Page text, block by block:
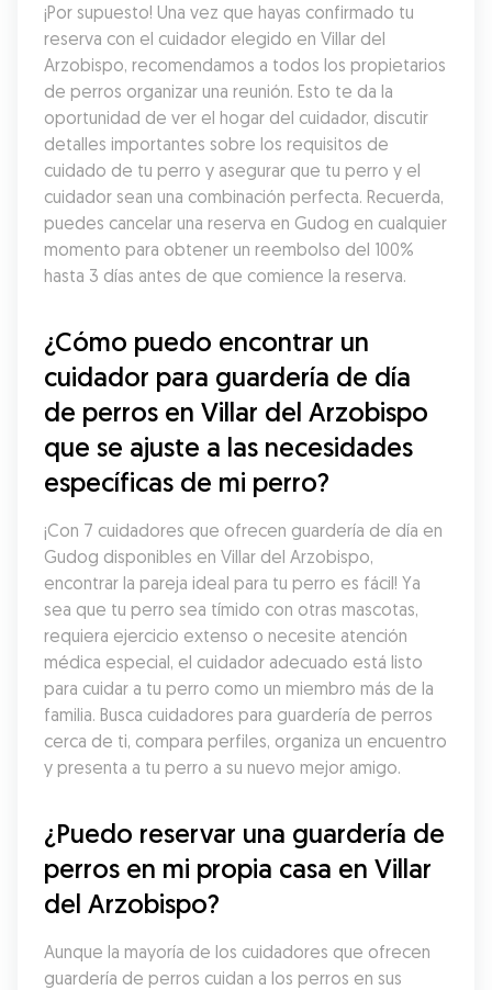
¡Por supuesto! Una vez que hayas confirmado tu
reserva con el cuidador elegido en Villar del
Arzobispo, recomendamos a todos los propietarios
de perros organizar una reunión. Esto te da la
oportunidad de ver el hogar del cuidador, discutir
detalles importantes sobre los requisitos de
cuidado de tu perro y asegurar que tu perro y el
cuidador sean una combinación perfecta. Recuerda,
puedes cancelar una reserva en Gudog en cualquier
momento para obtener un reembolso del 100%
hasta 3 días antes de que comience la reserva.
¿Cómo puedo encontrar un
cuidador para guardería de día
de perros en Villar del Arzobispo
que se ajuste a las necesidades
específicas de mi perro?
¡Con 7 cuidadores que ofrecen guardería de día en
Gudog disponibles en Villar del Arzobispo,
encontrar la pareja ideal para tu perro es fácil! Ya
sea que tu perro sea tímido con otras mascotas,
requiera ejercicio extenso o necesite atención
médica especial, el cuidador adecuado está listo
para cuidar a tu perro como un miembro más de la
familia. Busca cuidadores para guardería de perros
cerca de ti, compara perfiles, organiza un encuentro
y presenta a tu perro a su nuevo mejor amigo.
¿Puedo reservar una guardería de
perros en mi propia casa en Villar
del Arzobispo?
Aunque la mayoría de los cuidadores que ofrecen
guardería de perros cuidan a los perros en sus